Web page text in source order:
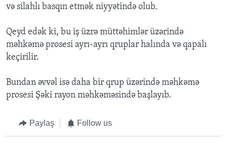
və silahlı basqın etmək niyyətində olub.
Qeyd edək ki, bu iş üzrə müttəhimlər üzərində
məhkəmə prosesi ayrı-ayrı qruplar halında və qapalı
keçirilir.
Bundan əvvəl isə daha bir qrup üzərində məhkəmə
prosesi Şəki rayon məhkəməsində başlayıb.
Paylaş Follow us